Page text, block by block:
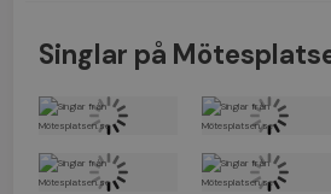
Singlar på